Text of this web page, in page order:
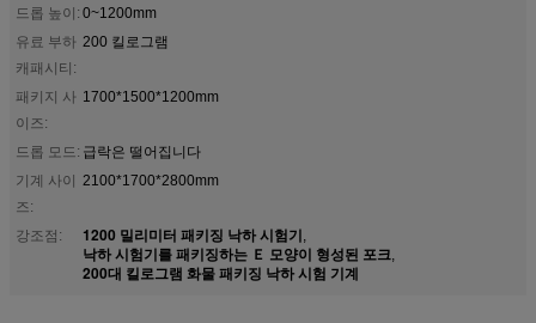
드롭 높이: 0~1200mm
유료 부하
캐패시티:
200 킬로그램
패키지 사
이즈:
1700*1500*1200mm
드롭 모드: 급락은 떨어집니다
기계 사이
즈:
2100*1700*2800mm
강조점: 1200 밀리미터 패키징 낙하 시험기,
낙하 시험기를 패키징하는 Ｅ 모양이 형성된 포크,
200대 킬로그램 화물 패키징 낙하 시험 기계